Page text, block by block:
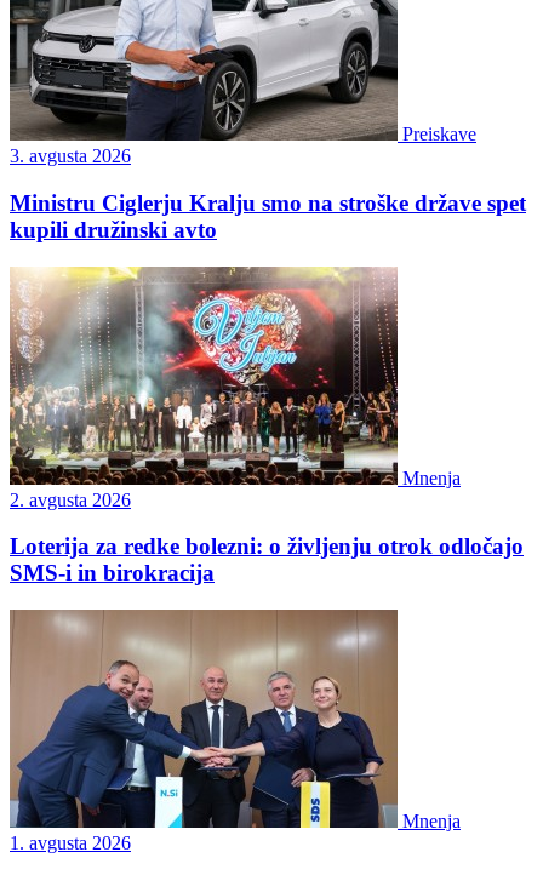
Preiskave
3. avgusta 2026
Ministru Ciglerju Kralju smo na stroške države spet
kupili družinski avto
Mnenja
2. avgusta 2026
Loterija za redke bolezni: o življenju otrok odločajo
SMS-i in birokracija
Mnenja
1. avgusta 2026